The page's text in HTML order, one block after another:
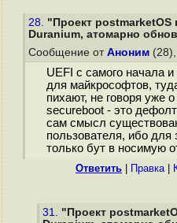
28. "Проект postmarketOS
Duranium, атомарно
Сообщение от Аноним
UEFI с самого начала
для майкрософтов,
пихают, не говоря уже
secureboot - это
сам смысл
пользователя, ибо
только бут в носимую
Ответить Правка|
31. "Проект